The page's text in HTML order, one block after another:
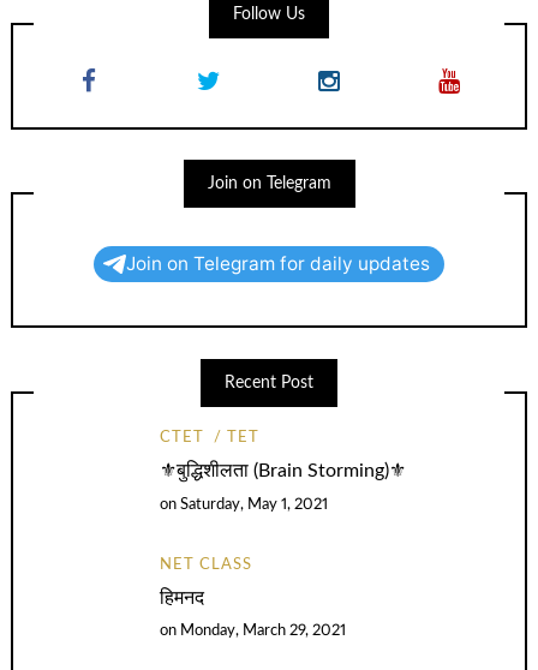
Follow Us
Join on Telegram
Join on Telegram for daily updates
Recent Post
CTET TET
⚜️बुद्धिशीलता (Brain Storming)⚜️
onSaturday, May 1, 2021
NET CLASS
हिमनद
on Monday, March 29, 2021